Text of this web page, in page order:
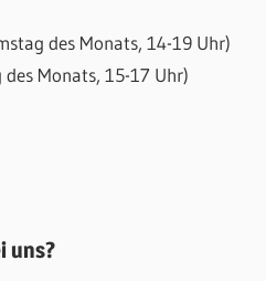
des Monats, 14-19 Uhr)
Monats, 15-17 Uhr)
uns?